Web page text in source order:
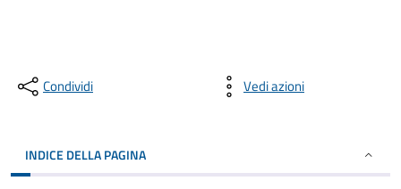
Condividi Vedi azioni
INDICE DELLA PAGINA